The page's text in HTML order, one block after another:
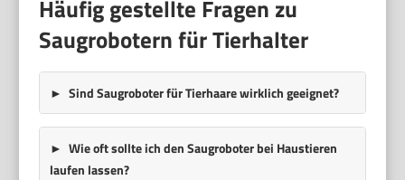
Häufig gestellte Fragen zu
Saugrobotern für Tierhalter
Sind Saugroboter für Tierhaare wirklich geeignet?
Wie oft sollte ich den Saugroboter bei Haustieren
laufen lassen?